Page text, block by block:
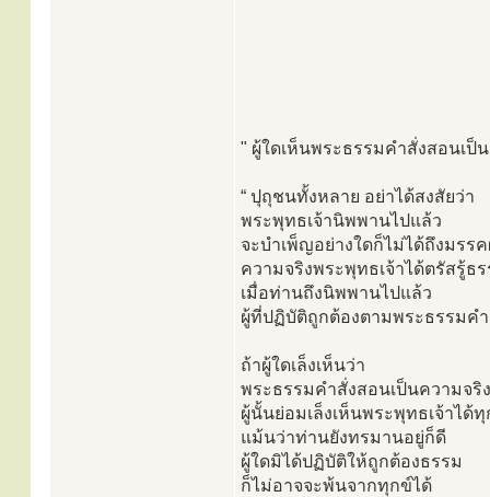
" ผู้ใดเห็นพระธรรมคำสั่งสอนเป็
“ ปุถุชนทั้งหลาย อย่าได้สงสัยว่า
พระพุทธเจ้านิพพานไปแล้ว
จะบำเพ็ญอย่างใดก็ไม่ได้ถึงมร
ความจริงพระพุทธเจ้าได้ตรัสรู้ธ
เมื่อท่านถึงนิพพานไปแล้ว
ผู้ที่ปฏิบัติถูกต้องตามพระธรรมค
ถ้าผู้ใดเล็งเห็นว่า
พระธรรมคำสั่งสอนเป็นความจริ
ผู้นั้นย่อมเล็งเห็นพระพุทธเจ้าได้ทุ
แม้นว่าท่านยังทรมานอยู่ก็ดี
ผู้ใดมิได้ปฏิบัติให้ถูกต้องธรรม
ก็ไม่อาจจะพ้นจากทุกข์ได้